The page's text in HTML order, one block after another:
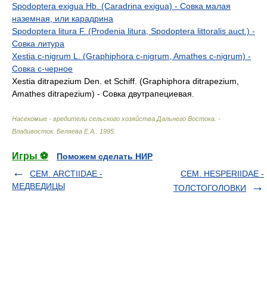
Spodoptera exigua Hb. (Caradrina exigua) - Совка малая
наземная, или карадрина
Spodoptera litura F. (Prodenia litura, Spodoptera littoralis auct.) -
Совка литура
Xestia c-nigrum L. (Graphiphora c-nigrum, Amathes c-nigrum) -
Совка с-черное
Xestia ditrapezium Den. et Schiff. (Graphiphora ditrapezium,
Amathes ditrapezium) - Совка двутрапециевая.
Насекомые - вредители сельского хозяйства Дальнего Востока. -
Владивосток. Беляева Е.А. 1995
Игры ⚽
Поможем сделать НИР
СЕМ. ARCTIIDAE -
МЕДВЕДИЦЫ
СЕМ. HESPERIIDAE -
ТОЛСТОГОЛОВКИ